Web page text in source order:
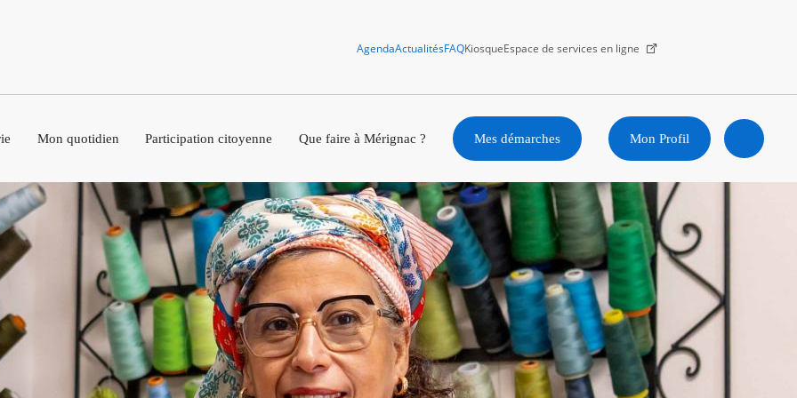
AgendaActualitésFAQKiosqueEspace de services en ligne
Mon quotidien Participation citoyenne Que faire à Mérignac ? Mes démarches Mon Profil